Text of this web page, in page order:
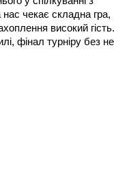
чекає складна гра,
високий
фінал турніру без